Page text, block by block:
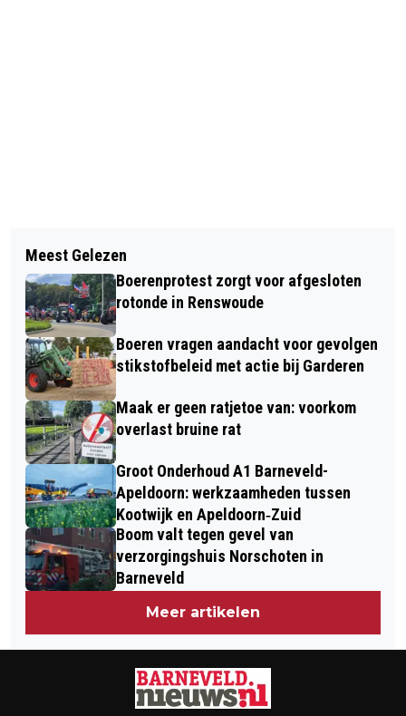
POLITIE BENADERT 300 GEDUPEERDEN
VAN BELEGGINGSFRAUDE
AFSCHIETEN GELDERSE
'PROBLEEMWOLF' LIGT VRIJDAG WEER
BIJ RECHTER
Meest Gelezen
Boerenprotest zorgt voor afgesloten
rotonde in Renswoude
Boeren vragen aandacht voor gevolgen
stikstofbeleid met actie bij Garderen
Maak er geen ratjetoe van: voorkom
overlast bruine rat
Groot Onderhoud A1 Barneveld-
Apeldoorn: werkzaamheden tussen
Kootwijk en Apeldoorn‐Zuid
Boom valt tegen gevel van
verzorgingshuis Norschoten in
Barneveld
Meer artikelen